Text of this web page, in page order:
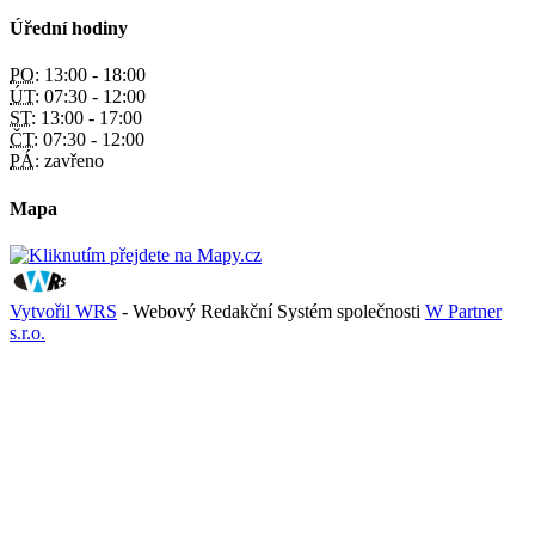
Úřední hodiny
PO: 13:00 - 18:00
ÚT: 07:30 - 12:00
ST: 13:00 - 17:00
ČT: 07:30 - 12:00
PÁ: zavřeno
Mapa
Vytvořil WRS - Webový Redakční Systém společnosti W Partner
s.r.o.